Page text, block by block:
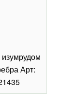
изумрудом
Арт: